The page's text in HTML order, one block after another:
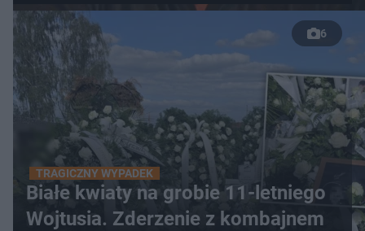
6
TRAGICZNY WYPADEK
Białe kwiaty na grobie 11-letniego
Wojtusia. Zderzenie z kombajnem